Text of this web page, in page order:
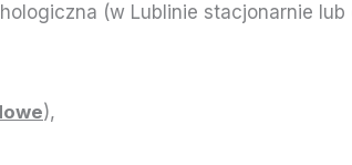
(w Lublinie stacjonarnie
),